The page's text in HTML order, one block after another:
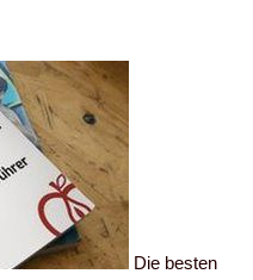
Die besten